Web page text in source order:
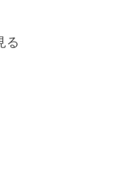
る